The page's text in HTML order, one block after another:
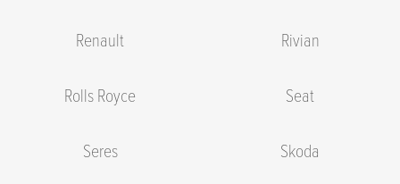
Renault Rivian
Rolls Royce Seat
Seres Skoda